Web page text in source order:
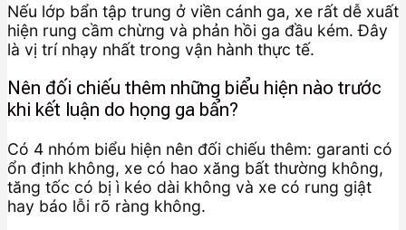
Nếu lớp bẩn tập trung ở viền cánh ga, xe rất dễ xuất
hiện rung cầm chừng và phản hồi ga đầu kém. Đây
là vị trí nhạy nhất trong vận hành thực tế.
Nên đối chiếu thêm những biểu hiện nào trước
khi kết luận do họng ga bẩn?
Có 4 nhóm biểu hiện nên đối chiếu thêm: garanti có
ổn định không, xe có hao xăng bất thường không,
tăng tốc có bị ì kéo dài không và xe có rung giật
hay báo lỗi rõ ràng không.